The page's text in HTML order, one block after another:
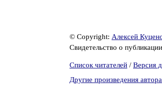
© Copyright: Алексей
Свидетельство о
Список читателей / Версия
Другие произведения